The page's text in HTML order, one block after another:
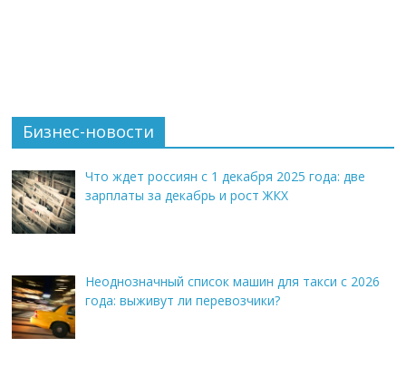
Бизнес-новости
Что ждет россиян с 1 декабря 2025 года: две
зарплаты за декабрь и рост ЖКХ
Неоднозначный список машин для такси с 2026
года: выживут ли перевозчики?